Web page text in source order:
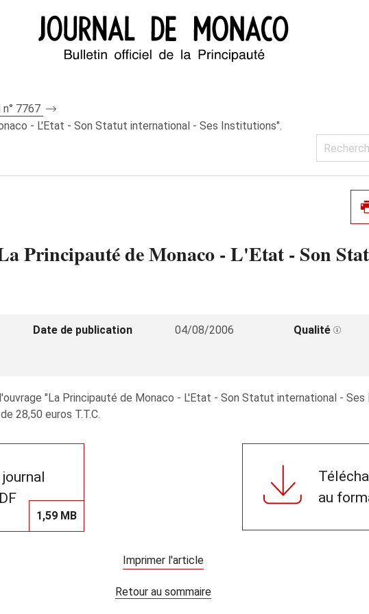
7767
- L'Etat - Son Statut international - Ses Institutions".
Principauté de Monaco - L'Etat - Son
Date de publication 04/08/2006 Qualité
"La Principauté de Monaco - L'Etat - Son Statut international -
28,50 euros T.T.C.
1,59 MB
au
Imprimer l'article
Retour au sommaire